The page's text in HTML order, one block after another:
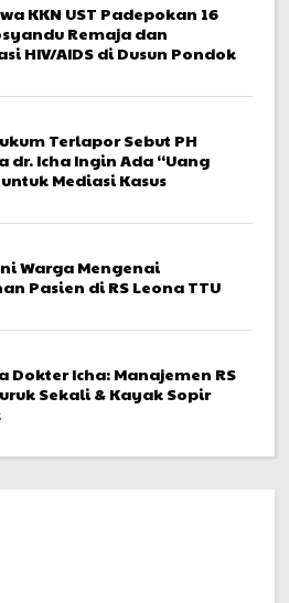
KKN UST Padepokan 16
Remaja dan
HIV/AIDS di Dusun Pondok
Terlapor Sebut PH
dr. Icha Ingin Ada “Uang
Mediasi Kasus
Warga Mengenai
Pasien di RS Leona TTU
Dokter Icha: Manajemen RS
Sekali & Kayak Sopir